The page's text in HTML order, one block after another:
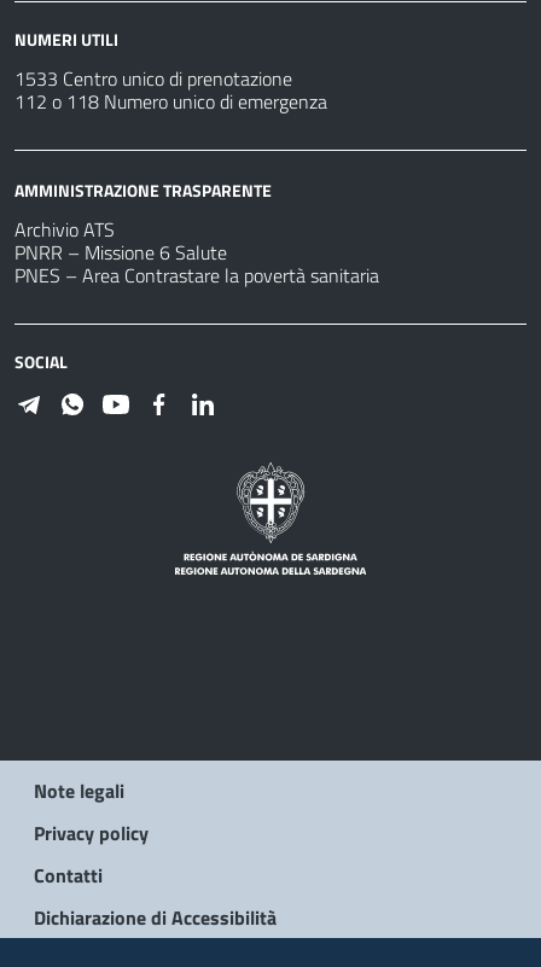
NUMERI UTILI
1533 Centro unico di prenotazione
112 o 118 Numero unico di emergenza
AMMINISTRAZIONE TRASPARENTE
Archivio ATS
PNRR – Missione 6 Salute
PNES – Area Contrastare la povertà sanitaria
SOCIAL
Note legali
Privacy policy
Contatti
Dichiarazione di Accessibilità